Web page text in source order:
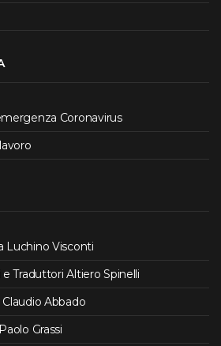
Coronavirus
Luchino Visconti
Traduttori Altiero Spinelli
Abbado
Grassi